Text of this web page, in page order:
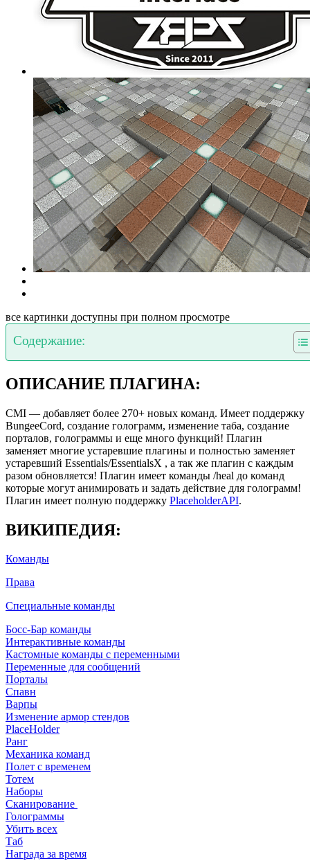
все картинки доступны при полном просмотре
Содержание:
ОПИСАНИЕ ПЛАГИНА:
CMI — добавляет более 270+ новых команд. Имеет поддержку
BungeeCord, создание голограмм, изменение таба, создание
порталов, голограммы и еще много функций! Плагин
заменяет многие устаревшие плагины и полностью заменяет
устаревший Essentials/EssentialsX , а так же плагин с каждым
разом обновляется! Плагин имеет команды /heal до команд
которые могут анимировать и задать действие для голограмм!
Плагин имеет полную поддержку PlaceholderAPI.
ВИКИПЕДИЯ:
Команды
Права
Специальные команды
Босс-Бар команды
Интерактивные команды
Кастомные команды с переменными
Переменные для сообщений
Порталы
Спавн
Варпы
Изменение армор стендов
PlaceHolder
Ранг
Механика команд
Полет с временем
Тотем
Наборы
Сканирование
Голограммы
Убить всех
Таб
Награда за время